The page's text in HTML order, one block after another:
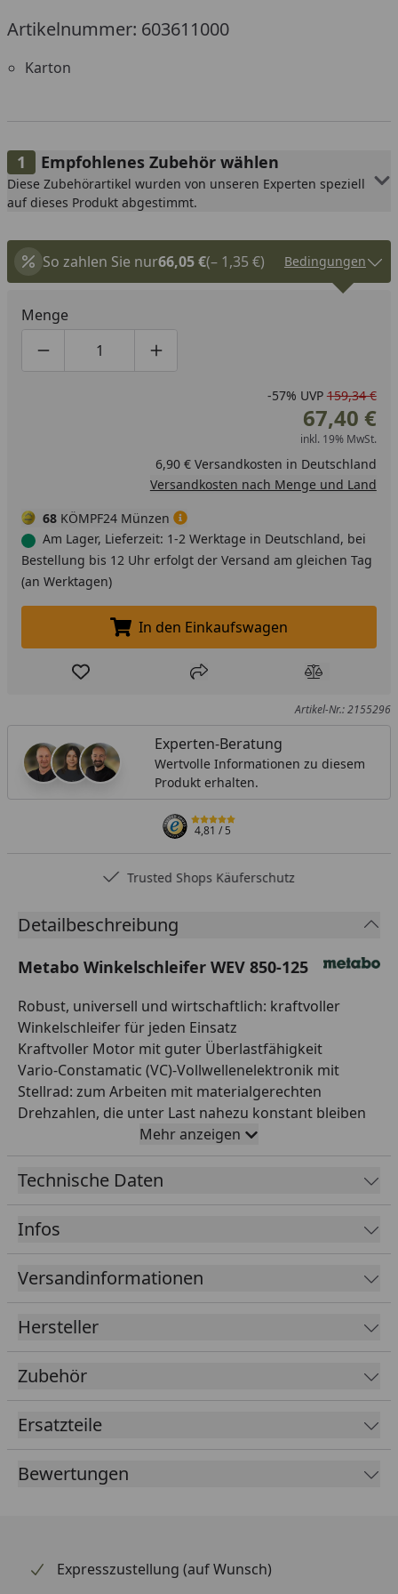
Artikelnummer: 603611000
Karton
Empfohlenes Zubehör wählen
Diese Zubehörartikel wurden von unseren Experten speziell
auf dieses Produkt abgestimmt.
So zahlen Sie nur66,05 €(– 1,35 €) Bedingungen
Menge
Produktmenge um eins verringern
Produktmenge manuell eingeben
Produktmenge um eins erhöhen
-57% UVP 159,34 €
67,40 €
inkl. 19% MwSt.
6,90 € Versandkosten in Deutschland
Versandkosten nach Menge und Land
68 KÖMPF24 Münzen
Am Lager, Lieferzeit: 1-2 Werktage in Deutschland, bei
Bestellung bis 12 Uhr erfolgt der Versand am gleichen Tag
(an Werktagen)
In den Einkaufswagen legen
In den Einkaufswagen
Produkt zur Wunschliste hinzufügen
Teilen Produkt
Artikel-Nr.: 2155296
Experten-Beratung
Wertvolle Informationen zu diesem
Produkt erhalten.
4,81/ 5
Trusted Shops Käuferschutz
Detailbeschreibung
Metabo Winkelschleifer WEV 850-125
Robust, universell und wirtschaftlich: kraftvoller
Winkelschleifer für jeden Einsatz
Kraftvoller Motor mit guter Überlastfähigkeit
Vario-Constamatic (VC)-Vollwellenelektronik mit
Stellrad: zum Arbeiten mit materialgerechten
Drehzahlen, die unter Last nahezu konstant bleiben
Verdrehsichere Schutzhaube
Elektronischer Überlastschutz, Sanftanlauf und
Wiederanlaufschutz
Mehr anzeigen
Technische Daten
Infos
Versandinformationen
Hersteller
Zubehör
Ersatzteile
Bewertungen
Expresszustellung (auf Wunsch)